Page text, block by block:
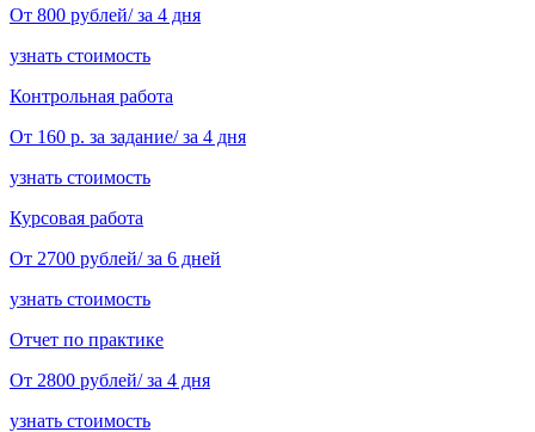
От 800 рублей/ за 4 дня
узнать стоимость
Контрольная работа
От 160 р. за задание/ за 4 дня
узнать стоимость
Курсовая работа
От 2700 рублей/ за 6 дней
узнать стоимость
Отчет по практике
От 2800 рублей/ за 4 дня
узнать стоимость